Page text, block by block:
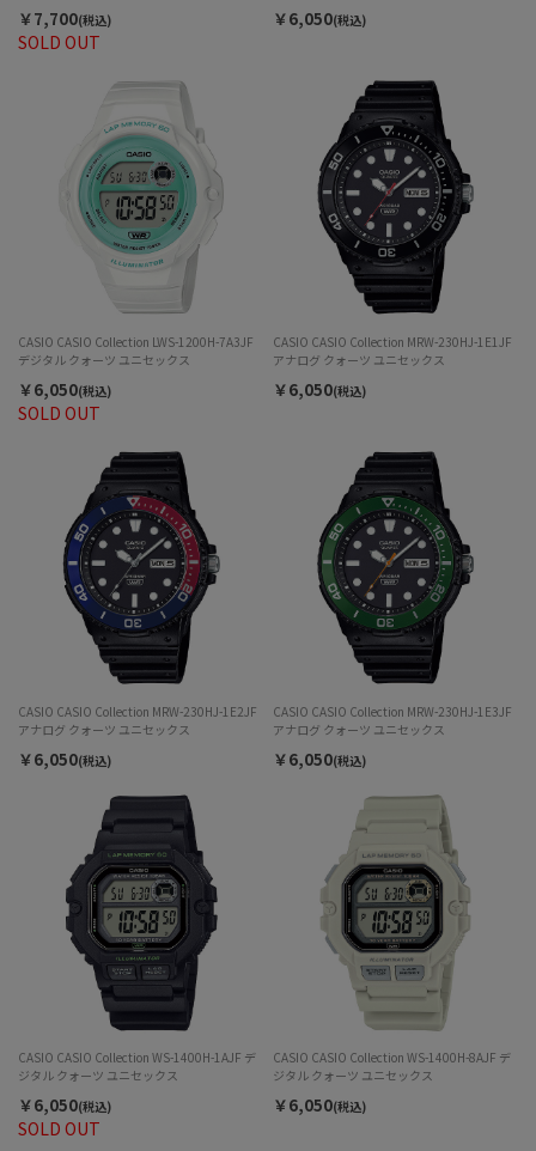
SOLD OUT
￥7,700(税込) ￥6,050(税込)
SOLD OUT
CASIO CASIO Collection LWS-1200H-7A3JF
デジタル クォーツ ユニセックス
￥6,050(税込)
CASIO CASIO Collection MRW-230HJ-1E1JF
アナログ クォーツ ユニセックス
￥6,050(税込)
CASIO CASIO Collection MRW-230HJ-1E2JF
アナログ クォーツ ユニセックス
￥6,050(税込)
CASIO CASIO Collection MRW-230HJ-1E3JF
アナログ クォーツ ユニセックス
￥6,050(税込)
SOLD OUT
CASIO CASIO Collection WS-1400H-1AJF デ
ジタル クォーツ ユニセックス
￥6,050(税込)
CASIO CASIO Collection WS-1400H-8AJF デ
ジタル クォーツ ユニセックス
￥6,050(税込)